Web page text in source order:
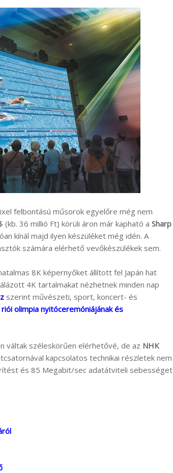
felbontású műsorok egyelőre még nem
36 millió Ft) körüli áron már kapható a Sharp
kínál majd ilyen készüléket még idén. A
számára elérhető vevőkészülékek sem.
8K képernyőket állított fel Japán hat
4K tartalmakat nézhetnek minden nap
szerint művészeti, sport, koncert- és
riói olimpia nyitóceremóniájának és
váltak széleskörűen elérhetővé, de az NHK
kapcsolatos technikai részletek nem
és 85 Megabit/sec adatátviteli sebességet